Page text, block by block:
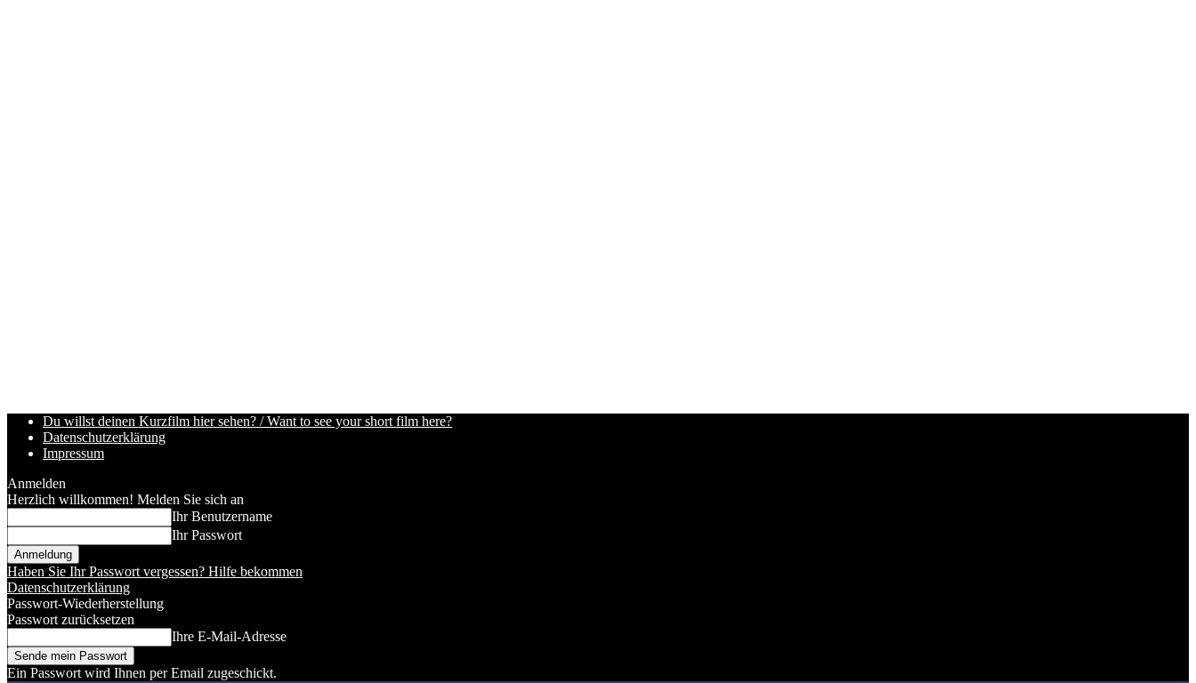
Du willst deinen Kurzfilm hier sehen? / Want to see your short film here?
Datenschutzerklärung
Impressum
Anmelden
Herzlich willkommen! Melden Sie sich an
Ihr Benutzername
Ihr Passwort
Haben Sie Ihr Passwort vergessen? Hilfe bekommen
Datenschutzerklärung
Passwort-Wiederherstellung
Passwort zurücksetzen
Ihre E-Mail-Adresse
Ein Passwort wird Ihnen per Email zugeschickt.